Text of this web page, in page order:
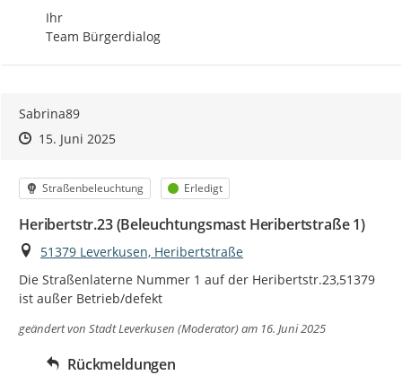
Ihr
Team Bürgerdialog
Sabrina89
Zeitpunkt des Erstellens
Zeitpunkt des Erstellens
15. Juni 2025Zur Äußerung
Kategorie
Straßenbeleuchtung Status
Erledigt
Heribertstr.23 (Beleuchtungsmast Heribertstraße 1)
Ort
51379 Leverkusen, Heribertstraße
Die Straßenlaterne Nummer 1 auf der Heribertstr.23,51379
ist außer Betrieb/defekt
geändert von Stadt Leverkusen (Moderator)am 16. Juni 2025
Rückmeldungen